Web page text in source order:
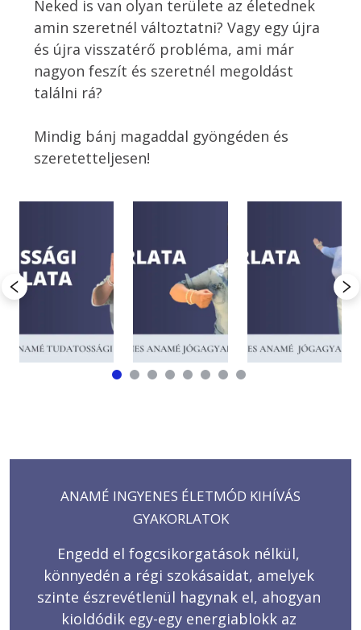
Neked is van olyan területe az életednek
amin szeretnél változtatni? Vagy egy újra
és újra visszatérő probléma, ami már
nagyon feszít és szeretnél megoldást
találni rá?
Mindig bánj magaddal gyöngéden és
szeretetteljesen!
ANAMÉ INGYENES ÉLETMÓD KIHÍVÁS
GYAKORLATOK
Engedd el fogcsikorgatások nélkül,
könnyedén a régi szokásaidat, amelyek
szinte észrevétlenül hagynak el, ahogyan
kioldódik egy-egy energiablokk az